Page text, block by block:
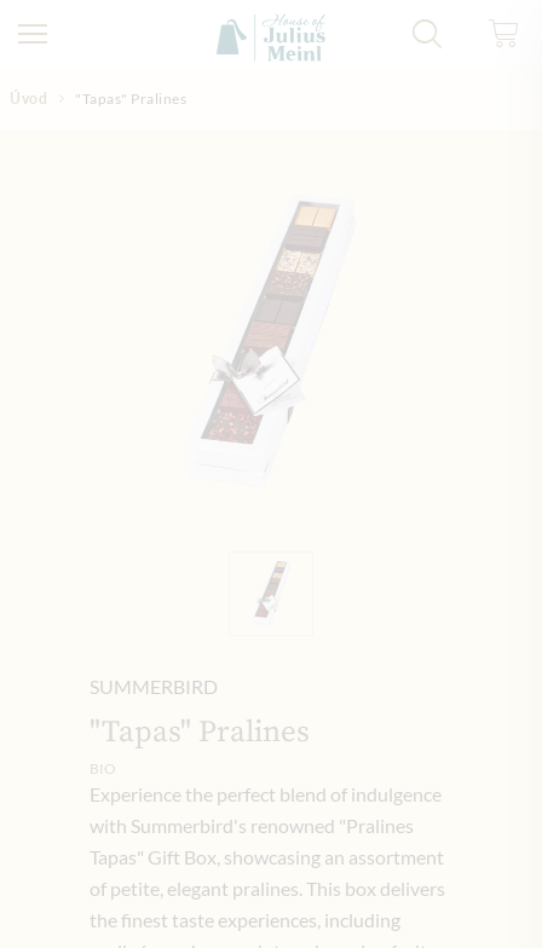
Úvod "Tapas" Pralines
SUMMERBIRD
"Tapas" Pralines
BIO
Experience the perfect blend of indulgence
with Summerbird's renowned "Pralines
Tapas" Gift Box, showcasing an assortment
of petite, elegant pralines. This box delivers
the finest taste experiences, including